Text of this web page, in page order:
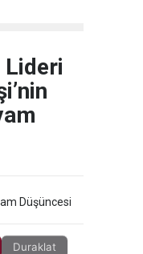
Lideri
Düşüncesi
Duraklat